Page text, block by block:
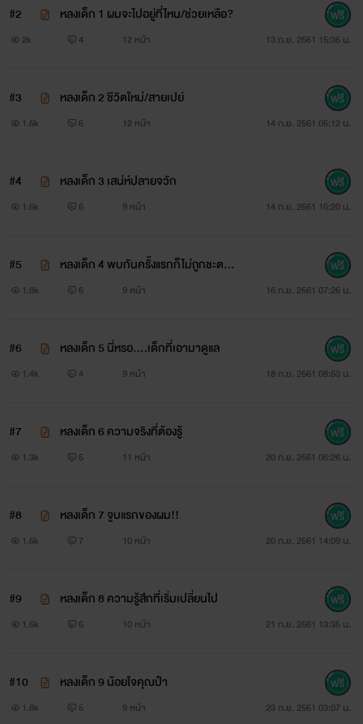
#2 หลงเด็ก 1 ผมจะไปอยู่ที่ไหน/ช่วยเหลือ?
2k 4 12 หน้า 13 ก.ย. 2561 15:36 น.
#3 หลงเด็ก 2 ชีวิตใหม่/สายเปย์
1.5k 6 12 หน้า 14 ก.ย. 2561 05:12 น.
#4 หลงเด็ก 3 เสน่ห์ปลายจวัก
1.6k 6 9 หน้า 14 ก.ย. 2561 16:20 น.
#5
หลงเด็ก 4 พบกันครั้งแรกก็ไม่ถูกชะตาซ
ะแล้ว
1.8k 6 9 หน้า 16 ก.ย. 2561 07:26 น.
#6 หลงเด็ก 5 นี่หรอ....เด็กที่เอามาดูแล
1.4k 4 9 หน้า 18 ก.ย. 2561 08:53 น.
#7 หลงเด็ก 6 ความจริงที่ต้องรู้
1.3k 5 11 หน้า 20 ก.ย. 2561 06:26 น.
#8 หลงเด็ก 7 จูบแรกของผม!!
1.5k 7 10 หน้า 20 ก.ย. 2561 14:09 น.
#9 หลงเด็ก 8 ความรู้สึกที่เริ่มเปลี่ยนไป
1.6k 6 10 หน้า 21 ก.ย. 2561 13:35 น.
#10 หลงเด็ก 9 น้อยใจคุณป๋า
1.8k 5 9 หน้า 23 ก.ย. 2561 03:07 น.